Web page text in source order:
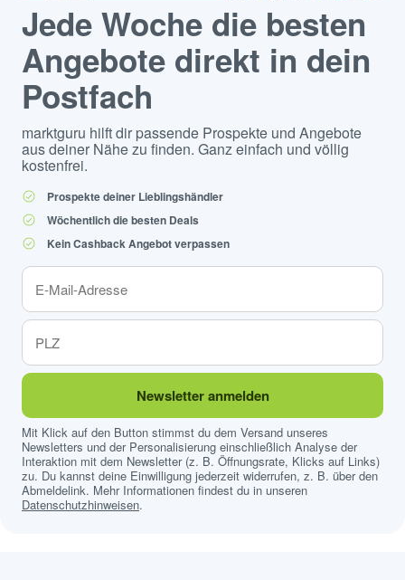
Jede Woche die besten
Angebote direkt in dein
Postfach
marktguru hilft dir passende Prospekte und Angebote
aus deiner Nähe zu finden. Ganz einfach und völlig
kostenfrei.
Prospekte deiner Lieblingshändler
Wöchentlich die besten Deals
Kein Cashback Angebot verpassen
Newsletter anmelden
Mit Klick auf den Button stimmst du dem Versand unseres
Newsletters und der Personalisierung einschließlich Analyse der
Interaktion mit dem Newsletter (z. B. Öffnungsrate, Klicks auf Links)
zu. Du kannst deine Einwilligung jederzeit widerrufen, z. B. über den
Abmeldelink. Mehr Informationen findest du in unseren
Datenschutzhinweisen.